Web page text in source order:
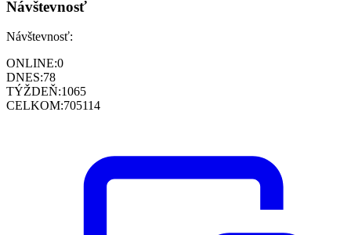
Návštevnosť
Návštevnosť:
ONLINE:0
DNES:78
TÝŽDEŇ:1065
CELKOM:705114